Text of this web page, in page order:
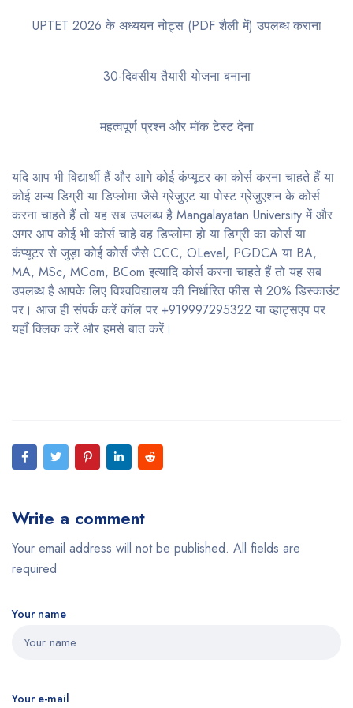
UPTET 2026 के अध्ययन नोट्स (PDF शैली में) उपलब्ध कराना
30-दिवसीय तैयारी योजना बनाना
महत्वपूर्ण प्रश्न और मॉक टेस्ट देना
यदि आप भी विद्यार्थी हैं और आगे कोई कंप्यूटर का कोर्स करना चाहते हैं या
कोई अन्य डिग्री या डिप्लोमा जैसे ग्रेजुएट या पोस्ट ग्रेजुएशन के कोर्स
करना चाहते हैं तो यह सब उपलब्ध है Mangalayatan University में और
अगर आप कोई भी कोर्स चाहे वह डिप्लोमा हो या डिग्री का कोर्स या
कंप्यूटर से जुड़ा कोई कोर्स जैसे CCC, OLevel, PGDCA या BA,
MA, MSc, MCom, BCom इत्यादि कोर्स करना चाहते हैं तो यह सब
उपलब्ध है आपके लिए विश्वविद्यालय की निर्धारित फीस से 20% डिस्काउंट
पर। आज ही संपर्क करें कॉल पर +919997295322 या व्हाट्सएप पर
यहाँ क्लिक करें और हमसे बात करें।
Write a comment
Your email address will not be published. All fields are
required
Your name
Your e-mail